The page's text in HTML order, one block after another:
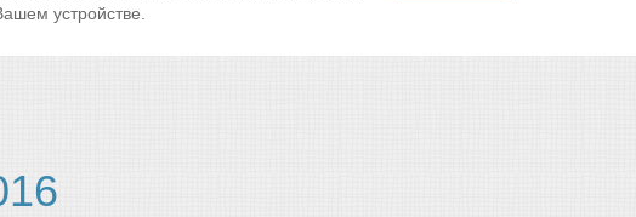
устройстве.